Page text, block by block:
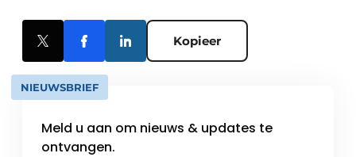
Kopieer
NIEUWSBRIEF
Meld u aan om nieuws & updates te
ontvangen.